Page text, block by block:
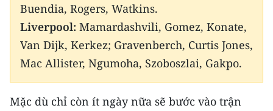
E-Magazine
Video
Media Chính trị
Media Kinh tế
Buendia, Rogers, Watkins.
Liverpool: Mamardashvili, Gomez, Konate,
Van Dijk, Kerkez; Gravenberch, Curtis Jones,
Mac Allister, Ngumoha, Szoboszlai, Gakpo.
Mặc dù chỉ còn ít ngày nữa sẽ bước vào trận